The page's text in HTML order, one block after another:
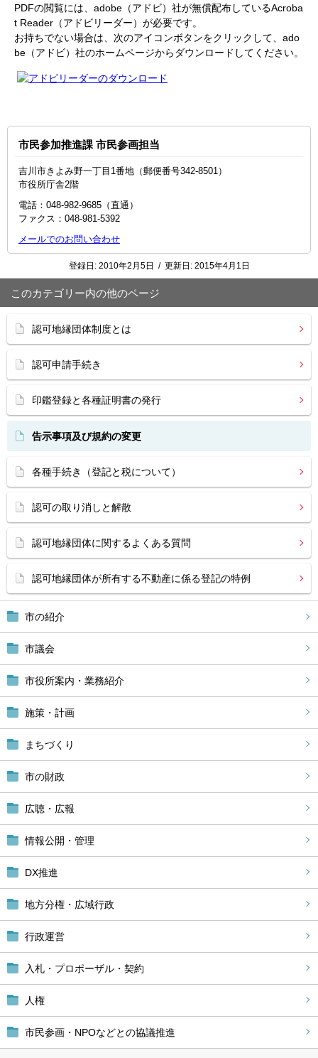
市の紹介
市議会
市役所案内・業務紹介
施策・計画
まちづくり
市の財政
広聴・広報
情報公開・管理
DX推進
地方分権・広域行政
行政運営
入札・プロポーザル・契約
人権
市民参画・NPOなどとの協議推進
PDFの閲覧には、adobe（アドビ）社が無償配布しているAcroba
t Reader（アドビリーダー）が必要です。
お持ちでない場合は、次のアイコンボタンをクリックして、ado
be（アドビ）社のホームページからダウンロードしてください。
市民参加推進課 市民参画担当
吉川市きよみ野一丁目1番地（郵便番号342-8501）
市役所庁舎2階
電話：048-982-9685（直通）
ファクス：048‐981‐5392
メールでのお問い合わせ
登録日: 2010年2月5日 / 更新日: 2015年4月1日
このカテゴリー内の他のページ
認可地縁団体制度とは
認可申請手続き
印鑑登録と各種証明書の発行
告示事項及び規約の変更
各種手続き（登記と税について）
認可の取り消しと解散
認可地縁団体に関するよくある質問
認可地縁団体が所有する不動産に係る登記の特例